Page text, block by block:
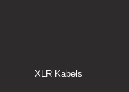
XLR Kabels